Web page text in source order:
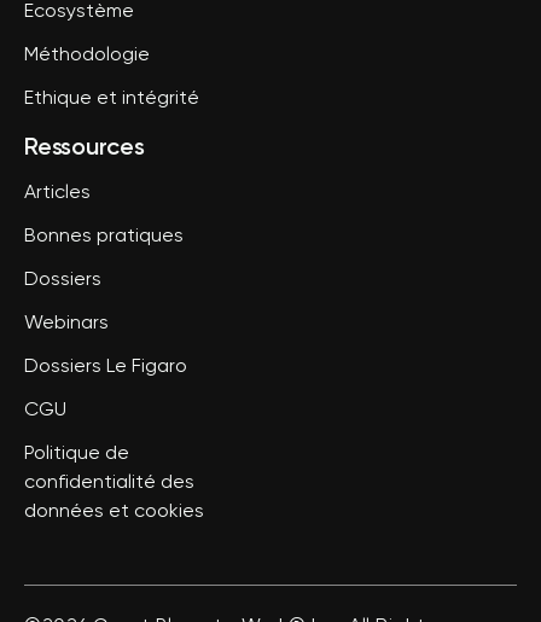
Ecosystème
Méthodologie
Ethique et intégrité
Ressources
Articles
Bonnes pratiques
Dossiers
Webinars
Dossiers Le Figaro
CGU
Politique de
confidentialité des
données et cookies